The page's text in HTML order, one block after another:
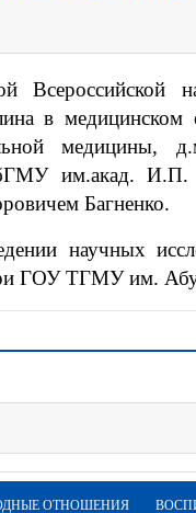
в медицинском
медицины,
им.акад. И.П.
Багненко.
научных
ГОУ ТГМУ им.
ОТНОШЕНИЯ